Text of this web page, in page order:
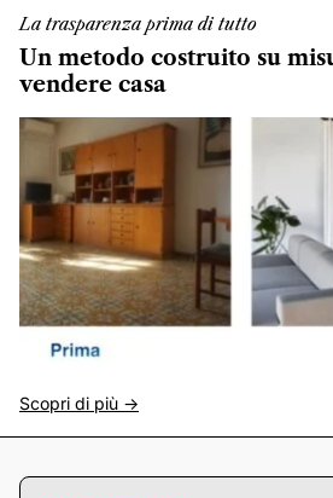
La trasparenza prima di tutto
Un metodo costruito su
vendere casa
Scopri di più ->